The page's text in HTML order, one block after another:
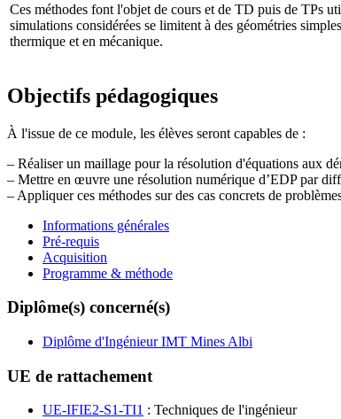
Ces méthodes font l'objet de cours et de TD puis de TPs
simulations considérées se limitent à des géométries
thermique et en mécanique.
Objectifs pédagogiques
À l'issue de ce module, les élèves seront capables de :
– Réaliser un maillage pour la résolution d'équations aux
– Mettre en œuvre une résolution numérique d’EDP par
– Appliquer ces méthodes sur des cas concrets de
Informations générales
Pré-requis
Acquisition
Programme & méthode
Diplôme(s) concerné(s)
Diplôme d'Ingénieur IMT Mines Albi
UE de rattachement
UE-IFIE2-S1-TI1 : Techniques de l'ingénieur